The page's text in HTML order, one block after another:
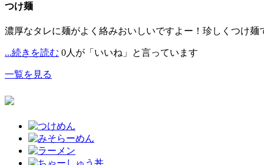
つけ麺
濃厚なタレに麺がよく絡みおいしいですよー！珍しくつけ麺
...続きを読む 0人が「いいね」と言っています
一覧を見る